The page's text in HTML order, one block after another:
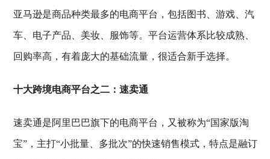
亚马逊是商品种类最多的电商平台，包括图书、游戏、汽
车、电子产品、美妆、服饰等。平台运营体系比较成熟、
回购率高，有着庞大的基础流量，很适合新手选择。
十大跨境电商平台之二：速卖通
速卖通是阿里巴巴旗下的电商平台，又被称为“国家版淘
宝”，主打“小批量、多批次”的快速销售模式，特点是融订